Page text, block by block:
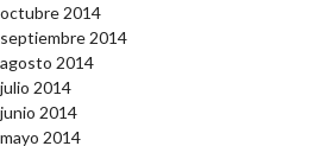
octubre 2014
septiembre 2014
agosto 2014
julio 2014
junio 2014
mayo 2014